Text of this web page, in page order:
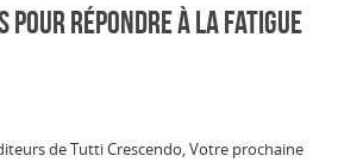
répondre à la fatigue
de Tutti Crescendo, Votre prochaine